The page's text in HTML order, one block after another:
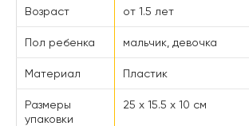
Возраст от 1.5 лет
Пол ребенка мальчик, девочка
Материал Пластик
Размеры
упаковки
25 x 15.5 x 10 см